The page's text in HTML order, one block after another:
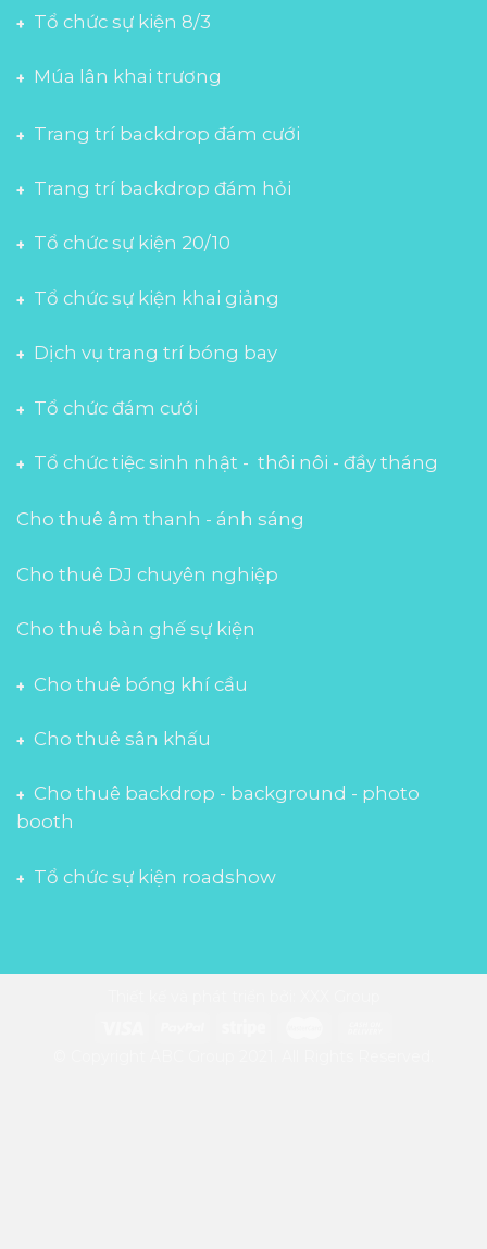
Tổ chức sự kiện 8/3
Múa lân khai trương
Trang trí backdrop đám cưới
Trang trí backdrop đám hỏi
Tổ chức sự kiện 20/10
Tổ chức sự kiện khai giảng
Dịch vụ trang trí bóng bay
Tổ chức đám cưới
Tổ chức tiệc sinh nhật - thôi nôi - đầy tháng
Cho thuê âm thanh - ánh sáng
Cho thuê DJ chuyên nghiệp
Cho thuê bàn ghế sự kiện
Cho thuê bóng khí cầu
Cho thuê sân khấu
Cho thuê backdrop - background - photo
booth
Tổ chức sự kiện roadshow